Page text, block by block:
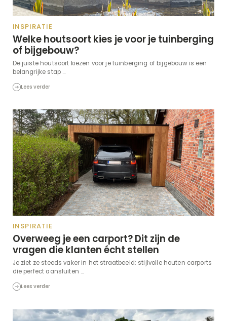
INSPIRATIE
Welke houtsoort kies je voor je tuinberging
of bijgebouw?
De juiste houtsoort kiezen voor je tuinberging of bijgebouw is een
belangrijke stap ...
Lees verder
INSPIRATIE
Overweeg je een carport? Dit zijn de
vragen die klanten écht stellen
Je ziet ze steeds vaker in het straatbeeld: stijlvolle houten carports
die perfect aansluiten ...
Lees verder